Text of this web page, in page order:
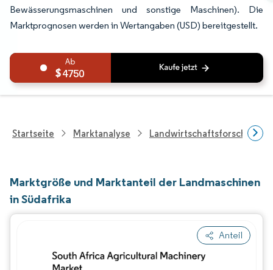
Bewässerungsmaschinen und sonstige Maschinen). Die
Marktprognosen werden in Wertangaben (USD) bereitgestellt.
4750
Startseite Marktanalyse Landwirtschaftsforschung
Marktgröße und Marktanteil der Landmaschinen
in Südafrika
Anteil